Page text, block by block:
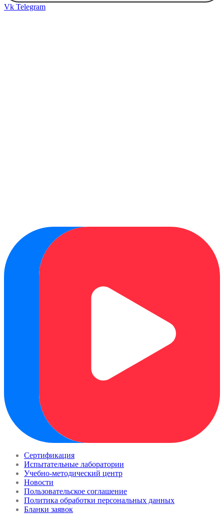
Vk Telegram
Сертификация
Испытательные лаборатории
Учебно-методический центр
Новости
Пользовательское соглашение
Политика обработки персональных данных
Бланки заявок